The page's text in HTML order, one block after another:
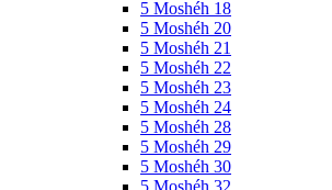
5 Moshéh 18
5 Moshéh 20
5 Moshéh 21
5 Moshéh 22
5 Moshéh 23
5 Moshéh 24
5 Moshéh 28
5 Moshéh 29
5 Moshéh 30
5 Moshéh 32